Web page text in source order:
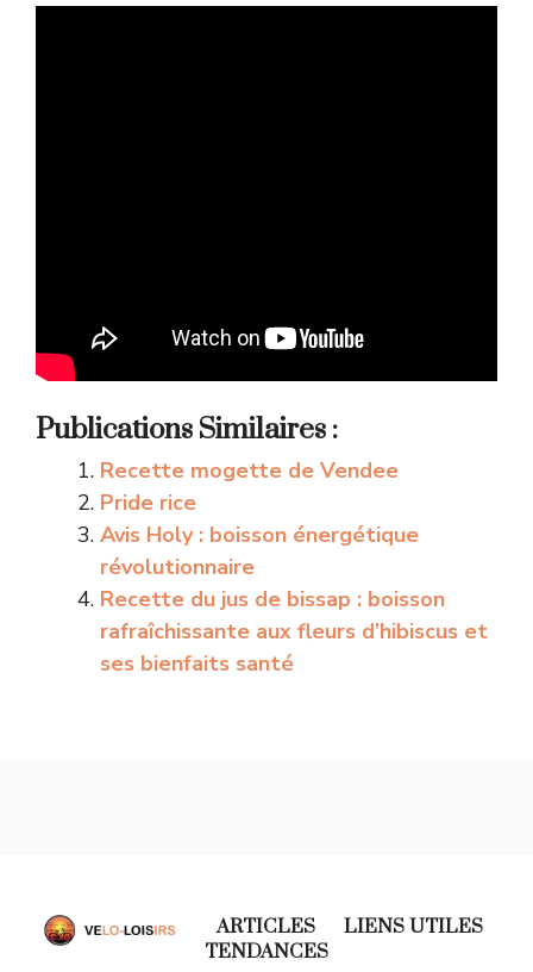
Publications Similaires :
Recette mogette de Vendee
Pride rice
Avis Holy : boisson énergétique
révolutionnaire
Recette du jus de bissap : boisson
rafraîchissante aux fleurs d’hibiscus et
ses bienfaits santé
ARTICLES
TENDANCES
LIENS UTILES